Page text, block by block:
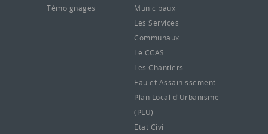
Témoignages
Municipaux
Les Services
Communaux
Le CCAS
Les Chantiers
Eau et Assainissement
Plan Local d'Urbanisme
(PLU)
Etat Civil